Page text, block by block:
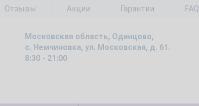
Отзывы Акции Гарантии FAQ
Московская область, Одинцово,
с. Немчиновка, ул. Московская, д. 61.
8:30 - 21:00